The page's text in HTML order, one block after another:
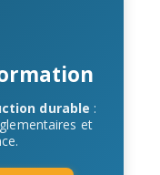
durable :
et